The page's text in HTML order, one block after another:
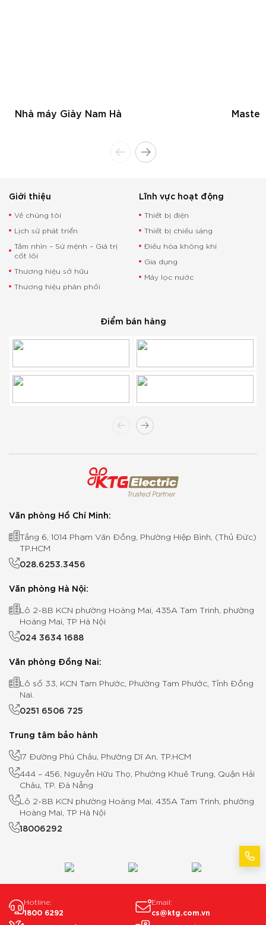
Nhà máy Giày Nam Hà
Giới thiệu
Về chúng tôi
Lịch sử phát triển
Tầm nhìn – Sứ mệnh – Giá trị
cốt lõi
Thương hiệu sở hữu
Thương hiệu phân phối
Lĩnh vực hoạt động
Thiết bị điện
Thiết bị chiếu sáng
Điều hòa không khí
Gia dụng
Máy lọc nước
Điểm bán hàng
Văn phòng Hồ Chí Minh:
Tầng 6, 1014 Phạm Văn Đồng, Phường Hiệp Bình, (Thủ Đức)
TP.HCM
028.6253.3456
Văn phòng Hà Nội:
Lô 2-8B KCN phường Hoàng Mai, 435A Tam Trinh, phường
Hoàng Mai, TP Hà Nội
024 3634 1688
Văn phòng Đồng Nai:
Lô số 33, KCN Tam Phước, Phường Tam Phước, Tỉnh Đồng
Nai.
0251 6506 725
Trung tâm bảo hành
17 Đường Phú Châu, Phường Dĩ An, TP.HCM
444 – 456, Nguyễn Hữu Thọ, Phường Khuê Trung, Quận Hải
Châu, TP. Đà Nẵng
Lô 2-8B KCN phường Hoàng Mai, 435A Tam Trinh, phường
Hoàng Mai, TP Hà Nội
18006292
Hotline:
1800 6292
Email:
cs@ktg.com.vn